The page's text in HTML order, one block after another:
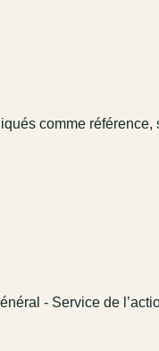
comme référence,
- Service de